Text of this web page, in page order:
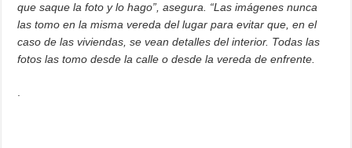
que saque la foto y lo hago”, asegura. “Las imágenes nunca
las tomo en la misma vereda del lugar para evitar que, en el
caso de las viviendas, se vean detalles del interior. Todas las
fotos las tomo desde la calle o desde la vereda de enfrente.
.